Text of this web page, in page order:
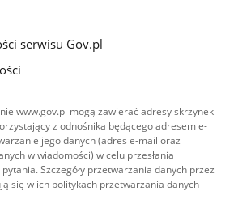
serwisu Gov.pl
www.gov.pl mogą zawierać adresy skrzynek
z odnośnika będącego adresem e-
jego danych (adres e-mail oraz
w wiadomości) w celu przesłania
Szczegóły przetwarzania danych przez
się w ich politykach przetwarzania danych